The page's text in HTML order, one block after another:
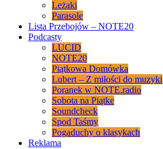
Leżaki
Parasole
Lista Przebojów – NOTE20
Podcasty
LUCID
NOTE20
Piątkowa Domówka
Lubert – Z miłości do muzyki
Poranek w NOTE.radio
Sobota na Piątke
Soundcheck
Spod Taśmy
Pogaduchy o klasykach
Reklama